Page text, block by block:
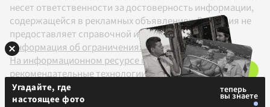
несет ответственности за достоверность информации,
содержащейся в рекламных объявлениях. Редакция не
предоставляет справочной информации.
Информация об ограничениях
На информационном ресурсе применяются
рекомендательные технологии в соответствии с
Правилами
Угадайте, где
настоящее фото